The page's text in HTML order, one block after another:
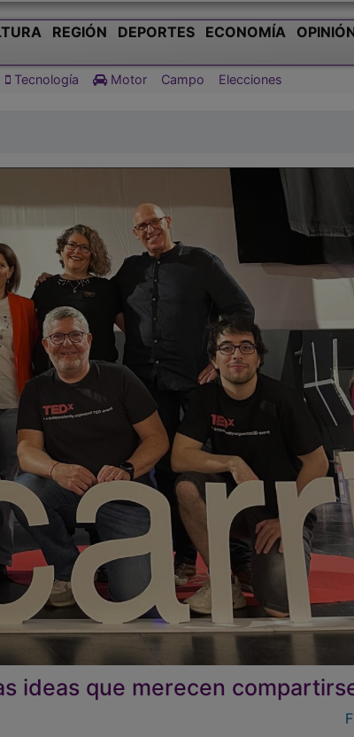
REGIÓN DEPORTES ECONOMÍA
Tecnología Motor Campo Elecciones
ideas que merecen